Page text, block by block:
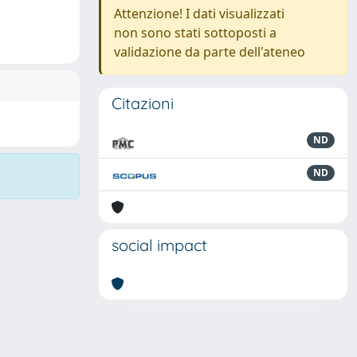
Attenzione! I dati visualizzati
non sono stati sottoposti a
validazione da parte dell'ateneo
Citazioni
ND
ND
social impact